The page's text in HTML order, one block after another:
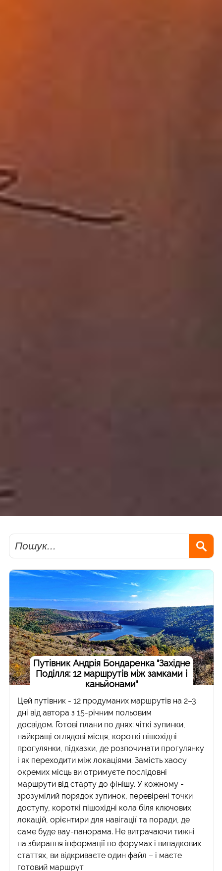
Пошук
Путівник Андрія Бондаренка "Західне
Поділля: 12 маршрутів між замками і
каньйонами"
Цей путівник - 12 продуманих маршрутів на 2–3
дні від автора з 15-річним польовим
досвідом. Готові плани по днях: чіткі зупинки,
найкращі оглядові місця, короткі пішохідні
прогулянки, підказки, де розпочинати прогулянку
і як переходити між локаціями. Замість хаосу
окремих місць ви отримуєте послідовні
маршрути від старту до фінішу. У кожному -
зрозумілий порядок зупинок, перевірені точки
доступу, короткі пішохідні кола біля ключових
локацій, орієнтири для навігації та поради, де
саме буде вау-панорама. Не витрачаючи тижні
на збирання інформації по форумах і випадкових
статтях, ви відкриваєте один файл – і маєте
готовий маршрут.